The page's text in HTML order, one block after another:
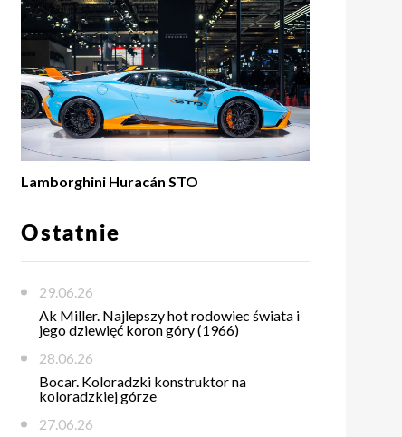
Lamborghini Huracán STO
Ostatnie
29.06.26
Ak Miller. Najlepszy hot rodowiec świata i
jego dziewięć koron góry (1966)
28.06.26
Bocar. Koloradzki konstruktor na
koloradzkiej górze
27.06.26